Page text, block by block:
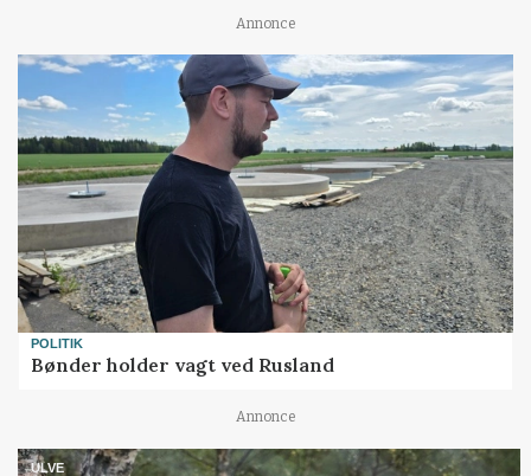
Annonce
POLITIK
Bønder holder vagt ved Rusland
Annonce
ULVE